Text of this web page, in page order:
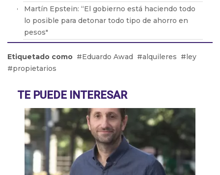
Martín Epstein: “El gobierno está haciendo todo
lo posible para detonar todo tipo de ahorro en
pesos"
género aún no ha llegado”
Walter Córdoba: “Estamos hace mucho
Abél Furlán: “Esperamos 1 millón de personas en
la calle el 24 de enero”
Etiquetado como Eduardo Awad alquileres
ley
propietarios
TE PUEDE INTERESAR